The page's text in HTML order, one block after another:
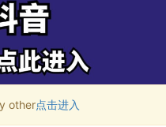
other点击进入